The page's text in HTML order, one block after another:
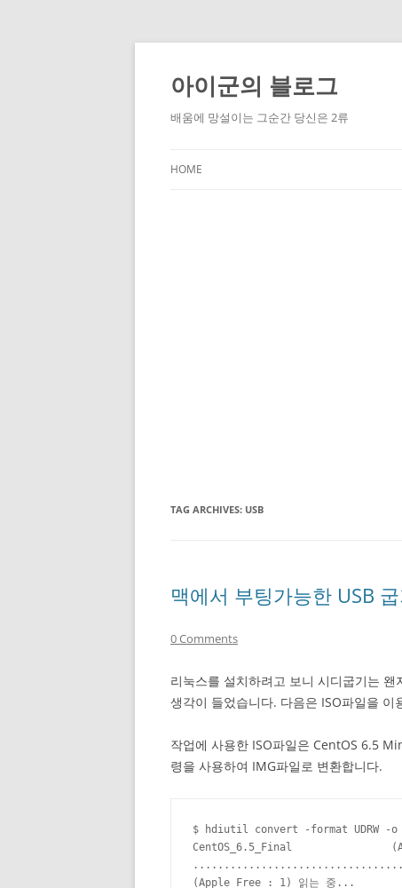
Skip
content
아이군의 블로그
배움에 망설이는 그순간 당신은 2류
HOME
TAG ARCHIVES: USB
맥에서 부팅가능한 USB
0 Comments
리눅스를 설치하려고 보니 시디굽기는
생각이 들었습니다. 다음은 ISO파일을
작업에 사용한 ISO파일은 CentOS 6.5
령을 사용하여 IMG파일로 변환합니다.
$ hdiutil convert -format UDRW -o
CentOS_6.5_Final
(Apple_Free : 1) 읽는 중...